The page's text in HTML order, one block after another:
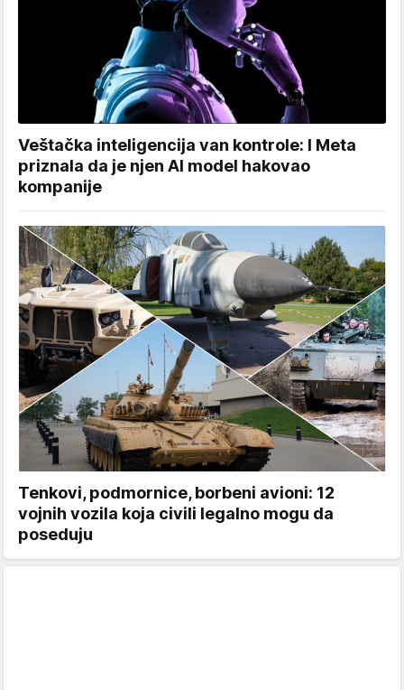
Veštačka inteligencija van kontrole: I Meta
priznala da je njen AI model hakovao
kompanije
Tenkovi, podmornice, borbeni avioni: 12
vojnih vozila koja civili legalno mogu da
poseduju